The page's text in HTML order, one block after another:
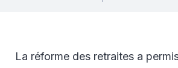
La réforme des retraites a